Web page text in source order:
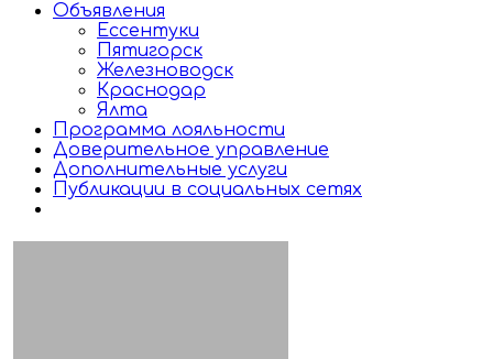
Объявления
Ессентуки
Пятигорск
Железноводск
Краснодар
Ялта
Программа лояльности
Доверительное управление
Дополнительные услуги
Публикации в социальных сетях